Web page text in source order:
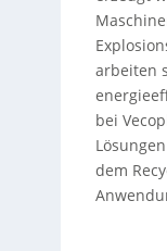
arbeiten
bei
dem